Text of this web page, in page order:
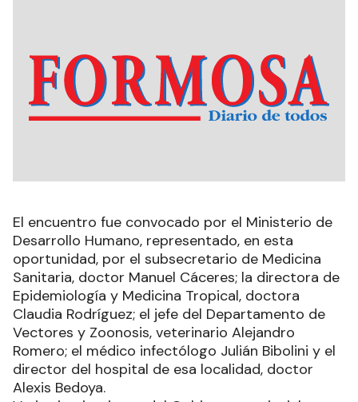
El encuentro fue convocado por el Ministerio de
Desarrollo Humano, representado, en esta
oportunidad, por el subsecretario de Medicina
Sanitaria, doctor Manuel Cáceres; la directora de
Epidemiología y Medicina Tropical, doctora
Claudia Rodríguez; el jefe del Departamento de
Vectores y Zoonosis, veterinario Alejandro
Romero; el médico infectólogo Julián Bibolini y el
director del hospital de esa localidad, doctor
Alexis Bedoya.